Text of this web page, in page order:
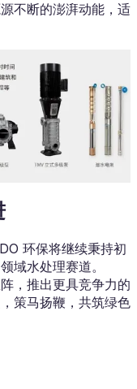
不断的澎湃动能，适
环保将继续秉持初
域水处理赛道。
，推出更具竞争力的
策马扬鞭，共筑绿色